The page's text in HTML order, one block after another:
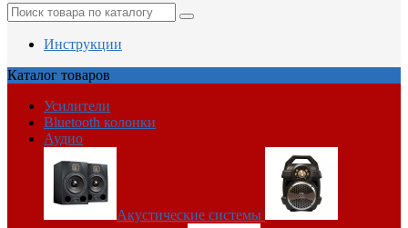
Инструкции
Каталог товаров
Усилители
Bluetooth колонки
Аудио
Акустические системы